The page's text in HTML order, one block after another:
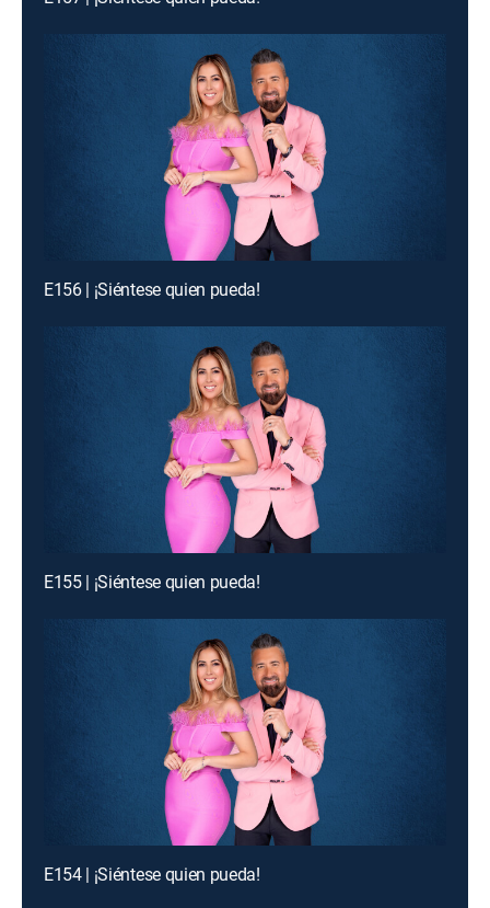
E156 | ¡Siéntese quien pueda!
E155 | ¡Siéntese quien pueda!
E154 | ¡Siéntese quien pueda!